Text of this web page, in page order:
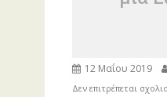
12 Μαΐου 2019
Δεν επιτρέπεται